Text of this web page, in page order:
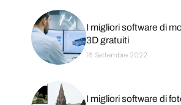
I migliori software di
3D gratuiti
16 Settembre 2022
I migliori software di